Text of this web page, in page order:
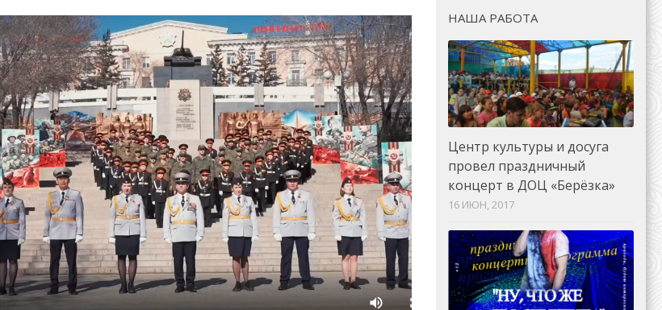
НАША РАБОТА
Центр культуры и досуга
провел праздничный
концерт в ДОЦ «Берёзка»
16 ИЮН, 2017